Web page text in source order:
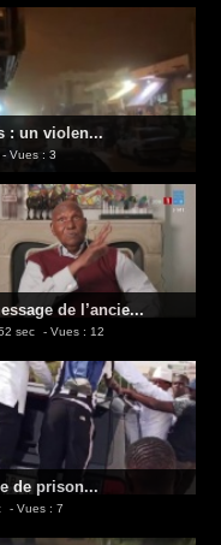
: un violen...
- Vues : 3
de l’ancie...
sec - Vues : 12
de prison...
- Vues : 7